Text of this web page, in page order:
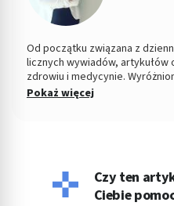
Od początku związana z
licznych wywiadów,
zdrowiu i medycynie.
Medyczny Roku 2015 przez
Pokaż więcej
Czy ten
Ciebie